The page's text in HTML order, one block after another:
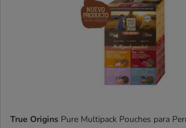
True Origins Pure Multipack Pouches para